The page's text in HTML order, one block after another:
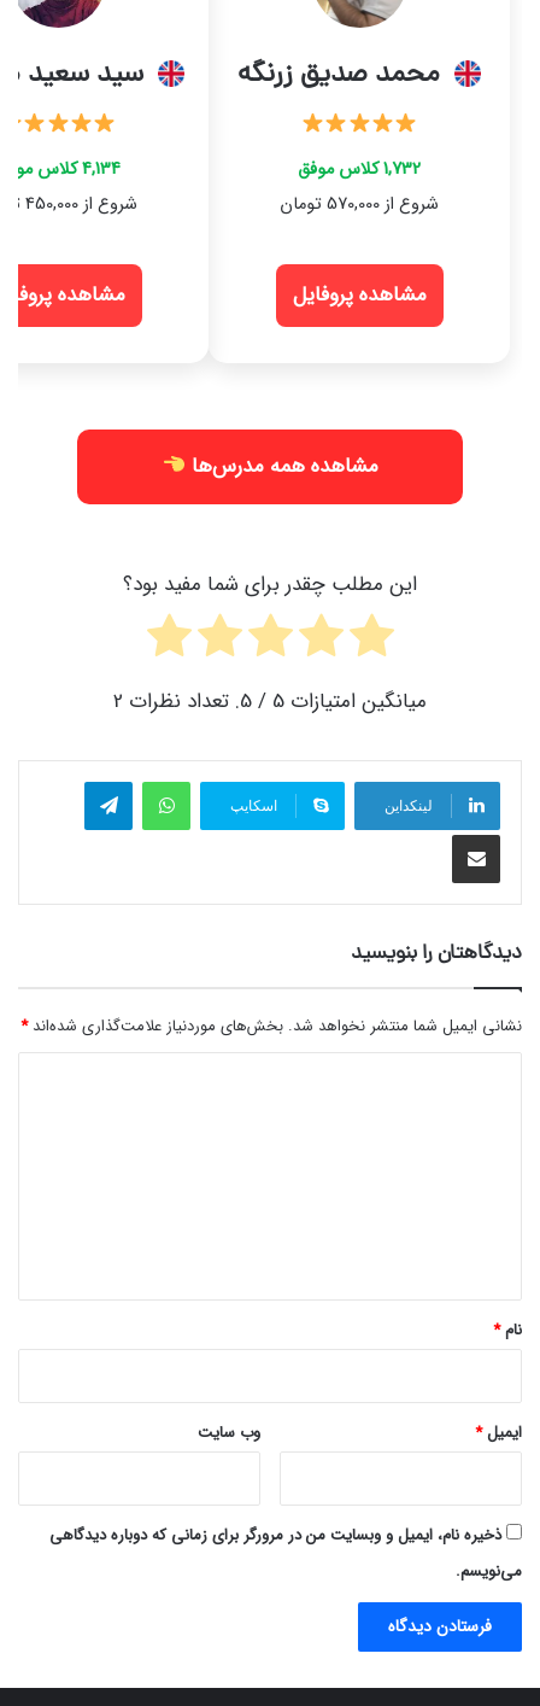
محمد صدیق زرنگه
1,732 کلاس موفق
شروع از 570,000 تومان
مشاهده پروفایل
سید سعید
4,134 کلاس موفق
شروع از 450,000 تومان
مشاهده
مشاهده همه مدرس‌ها
این مطلب چقدر برای شما مفید بود؟
میانگین امتیازات 5 / 5. تعداد نظرات 2
لینکداین اسکایپ
واتس آپ تلگرام
اشتراک گذاری با ایمیل
دیدگاهتان را بنویسید
نشانی ایمیل شما منتشر نخواهد شد. بخش‌های موردنیاز علامت‌گذاری شده‌اند*
نام*
ایمیل* وب‌ سایت
ذخیره نام، ایمیل و وبسایت من در مرورگر برای زمانی که دوباره دیدگاهی
می‌نویسم.